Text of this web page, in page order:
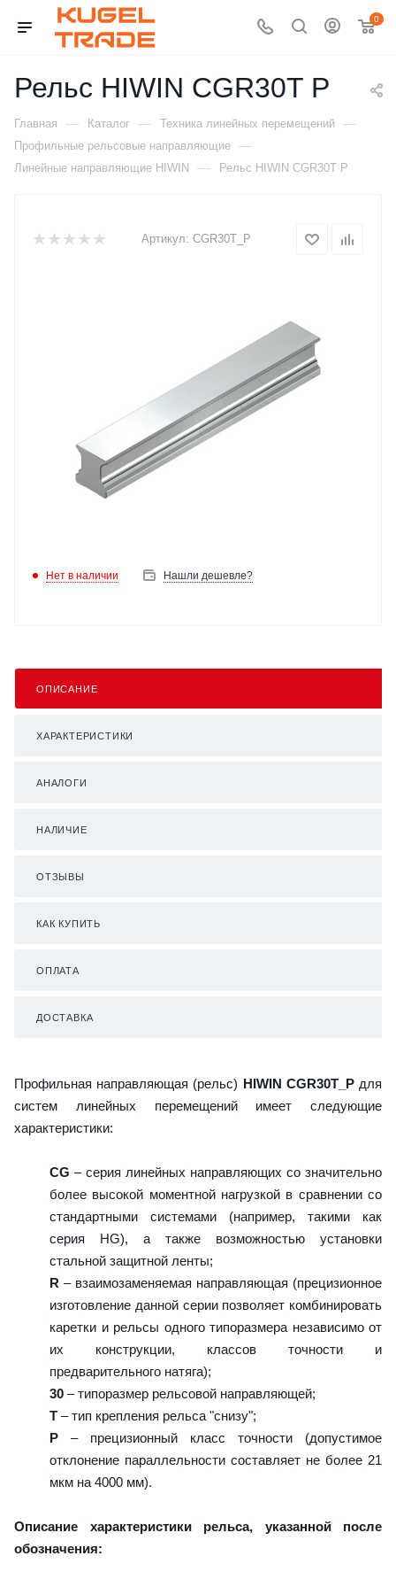
0
Рельс HIWIN CGR30T P
Главная — Каталог — Техника линейных перемещений —
Профильные рельсовые направляющие —
Линейные направляющие HIWIN — Рельс HIWIN CGR30T P
Артикул: CGR30T_P
Нет в наличии Нашли дешевле?
ОПИСАНИЕ
ХАРАКТЕРИСТИКИ
АНАЛОГИ
НАЛИЧИЕ
ОТЗЫВЫ
КАК КУПИТЬ
ОПЛАТА
ДОСТАВКА
Профильная направляющая (рельс) HIWIN CGR30T_Pдля
систем линейных перемещений имеет следующие
характеристики:
CG – серия линейных направляющих со значительно
более высокой моментной нагрузкой в сравнении со
стандартными системами (например, такими как
серия HG), а также возможностью установки
стальной защитной ленты;
R – взаимозаменяемая направляющая (прецизионное
изготовление данной серии позволяет комбинировать
каретки и рельсы одного типоразмера независимо от
их конструкции, классов точности и
предварительного натяга);
30 – типоразмер рельсовой направляющей;
T – тип крепления рельса "снизу";
P – прецизионный класс точности (допустимое
отклонение параллельности составляет не более 21
мкм на 4000 мм).
Описание характеристики рельса, указанной после
обозначения: